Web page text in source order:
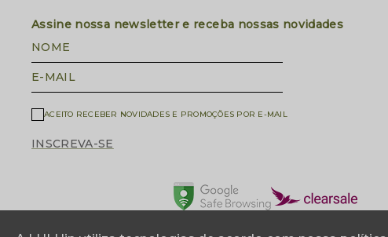
Assine nossa newsletter e receba nossas novidades
NOME
E-MAIL
INSCREVA-SE
ACEITO RECEBER NOVIDADES E PROMOÇÕES POR E-MAIL